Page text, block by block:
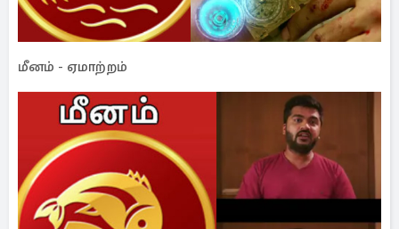
மீனம் - ஏமாற்றம்